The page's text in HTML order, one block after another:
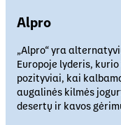
Alpro
„Alpro“ yra
Europoje lyderis,
pozityviai, kai
augalinės kilmės
desertų ir kavos